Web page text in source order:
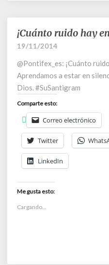
¡Cuánto
ruido
en
el
mundo!
¡Cuánto ruido hay
19/11/2014
@Pontifex_es: ¡Cuánto
Aprendamos a estar en
Dios. #SuSantigram
Comparte esto:
Correo electrónico
Twitter
LinkedIn
Me gusta esto:
Cargando...